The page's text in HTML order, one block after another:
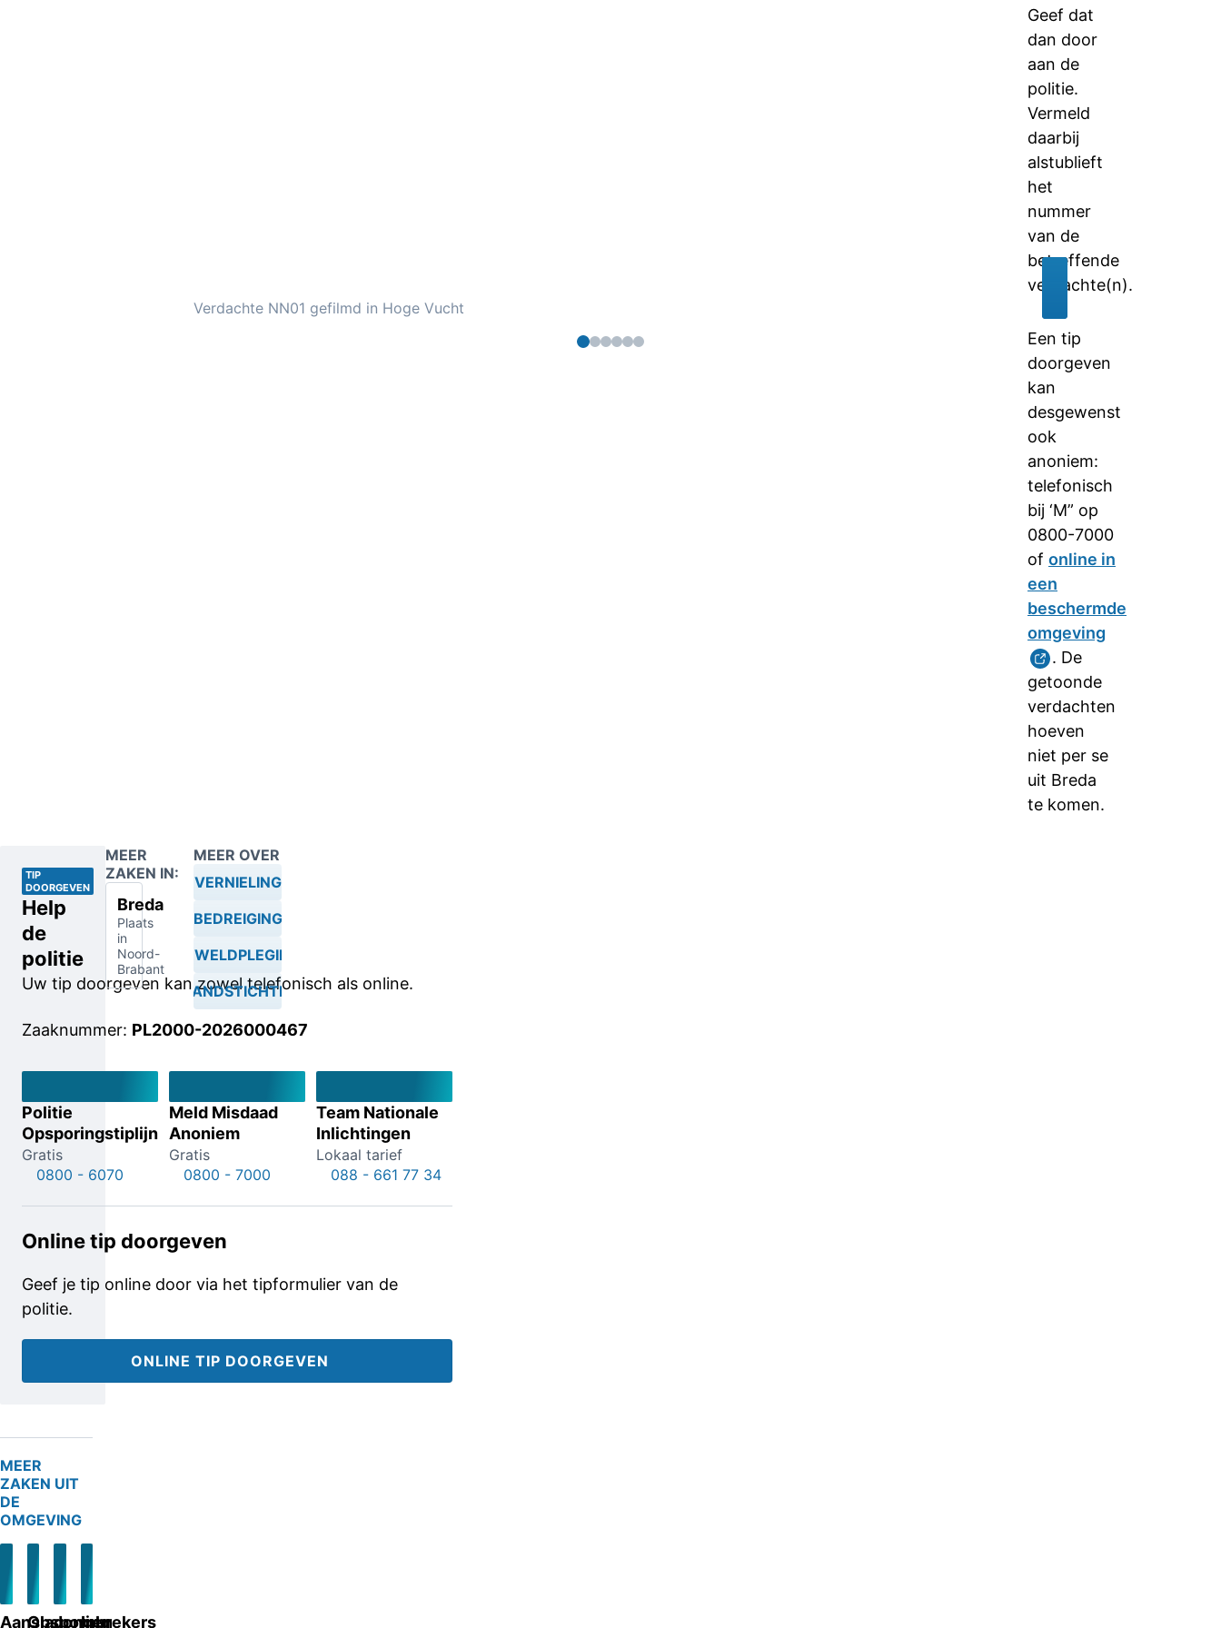
Verdachte NN01 gefilmd in Hoge Vucht
Geef dat
dan door
aan de
politie.
Vermeld
daarbij
alstublieft
het
nummer
van de
betreffende
verdachte(n).
Een tip
doorgeven
kan
desgewenst
ook
anoniem:
telefonisch
bij ‘M” op
0800-7000
of online in
een
beschermde
omgeving
. De
getoonde
verdachten
hoeven
niet per se
uit Breda
te komen.
TIP
DOORGEVEN
Help
de
politie
Uw tip doorgeven kan zowel telefonisch als online.
Zaaknummer: PL2000-2026000467
Politie
Opsporingstiplijn
Gratis
0800 - 6070
Meld Misdaad
Anoniem
Gratis
0800 - 7000
Team Nationale
Inlichtingen
Lokaal tarief
088 - 661 77 34
Online tip doorgeven
Geef je tip online door via het tipformulier van de
politie.
ONLINE TIP DOORGEVEN
MEER
ZAKEN IN:
Breda
Plaats
in
Noord-
Brabant
MEER OVER
VERNIELING
BEDREIGING
GEWELDPLEGING
BRANDSTICHTING
MEER
ZAKEN UIT
DE
OMGEVING
Aanslag
Opsporing
Jongen
Inbrekers